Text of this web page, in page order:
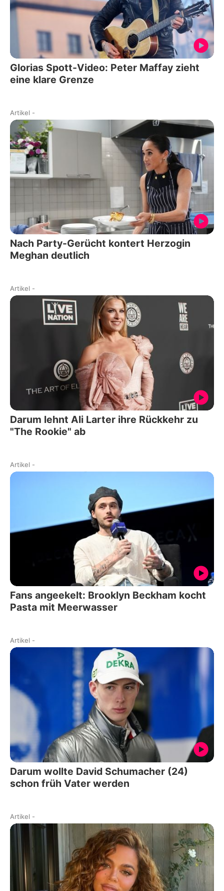
Glorias Spott-Video: Peter Maffay zieht
eine klare Grenze
Artikel -
Nach Party-Gerücht kontert Herzogin
Meghan deutlich
Artikel -
Darum lehnt Ali Larter ihre Rückkehr zu
"The Rookie" ab
Artikel -
Fans angeekelt: Brooklyn Beckham kocht
Pasta mit Meerwasser
Artikel -
Darum wollte David Schumacher (24)
schon früh Vater werden
Artikel -